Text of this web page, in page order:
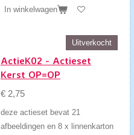
In winkelwagen
Uitverkocht
ActieK02 - Actieset
Kerst OP=OP
€ 2,75
deze actieset bevat 21
afbeeldingen en 8 x linnenkarton